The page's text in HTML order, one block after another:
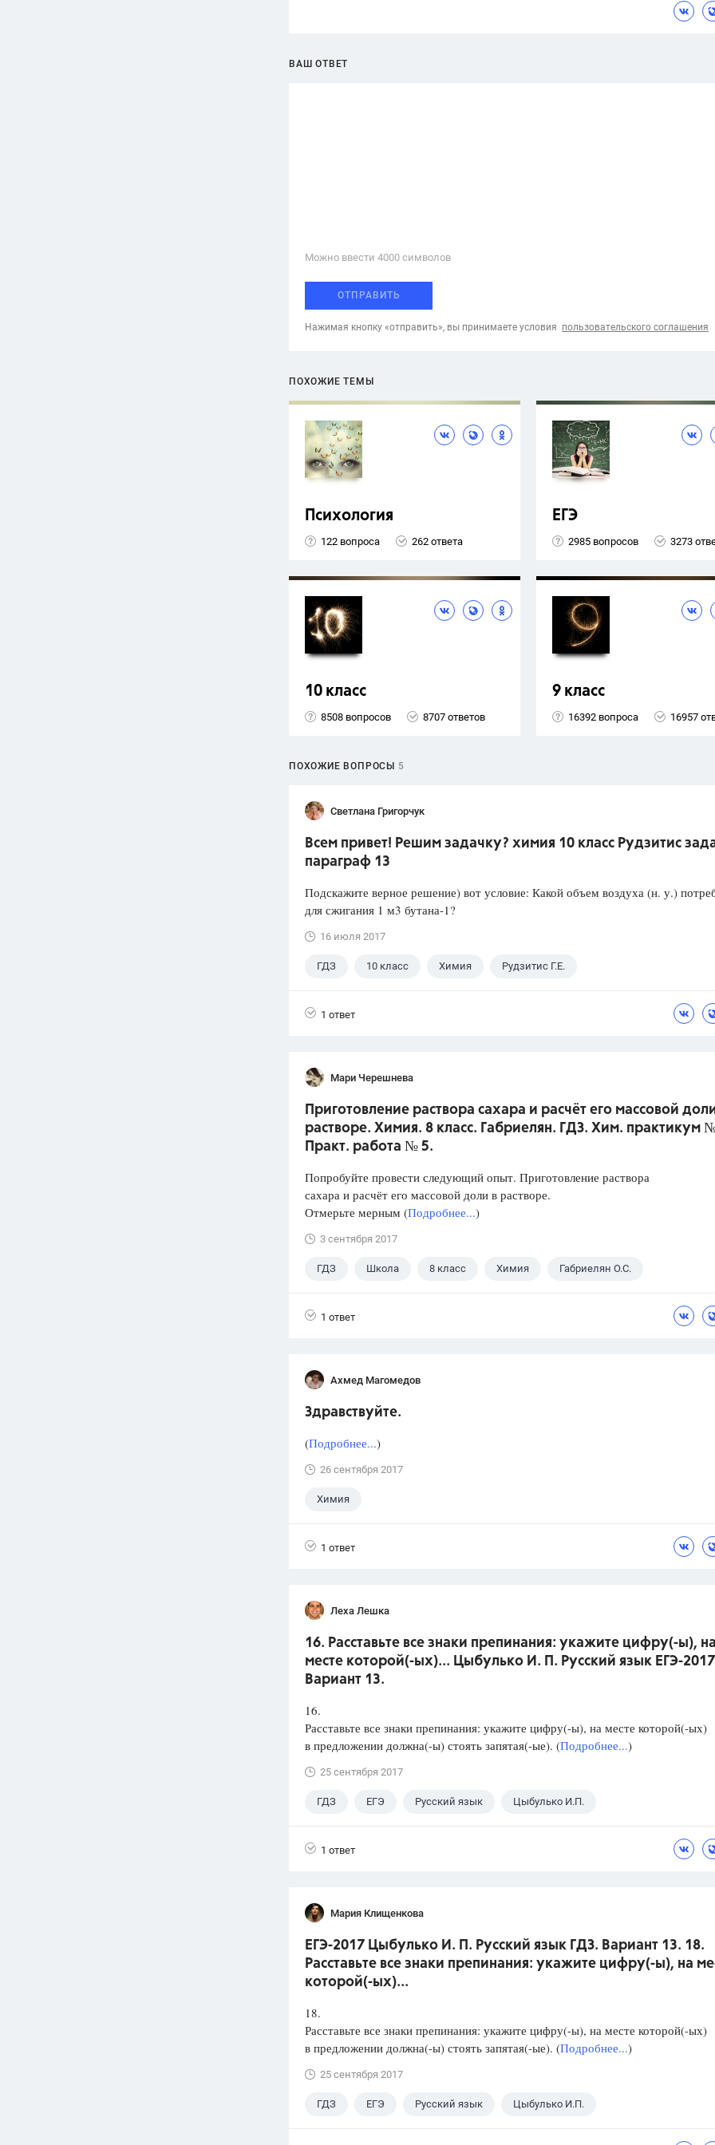
ВАШ ОТВЕТ
Можно ввести 4000 cимволов
ОТПРАВИТЬ
Нажимая кнопку «отправить», вы принимаете условия пользовательского соглашения
ПОХОЖИЕ ТЕМЫ
Психология
122 вопроса 262 ответа
ЕГЭ
2985 вопросов 3273
10 класс
8508 вопросов 8707 ответов
9 класс
16392 вопроса 16957
ПОХОЖИЕ ВОПРОСЫ 5
Светлана Григорчук
Всем привет! Решим задачку? химия 10 класс Рудзитис
параграф 13
Подскажите верное решение) вот условие: Какой объем воздуха (н. у.)
для сжигания 1 м3 бутана-1?
16 июля 2017
ГДЗ 10 класс Химия Рудзитис Г.Е.
1 ответ
Мари Черешнева
Приготовление раствора сахара и расчёт его массовой
растворе. Химия. 8 класс. Габриелян. ГДЗ. Хим. практикум
Практ. работа № 5.
Попробуйте провести следующий опыт. Приготовление раствора
сахара и расчёт его массовой доли в растворе.
Отмерьте мерным (Подробнее...)
3 сентября 2017
ГДЗ Школа 8 класс Химия Габриелян О.С.
1 ответ
Ахмед Магомедов
Здравствуйте.
(Подробнее...)
26 сентября 2017
Химия
1 ответ
Леха Лешка
16. Расставьте все знаки препинания: укажите цифру(-ы),
месте которой(-ых)... Цыбулько И. П. Русский язык ЕГЭ-
Вариант 13.
16.
Расставьте все знаки препинания: укажите цифру(-ы), на месте которой(-ых)
в предложении должна(-ы) стоять запятая(-ые). (Подробнее...)
25 сентября 2017
ГДЗ ЕГЭ Русский язык Цыбулько И.П.
1 ответ
Мария Клищенкова
ЕГЭ-2017 Цыбулько И. П. Русский язык ГДЗ. Вариант 13. 18.
Расставьте все знаки препинания: укажите цифру(-ы), на
которой(-ых)...
18.
Расставьте все знаки препинания: укажите цифру(-ы), на месте которой(-ых)
в предложении должна(-ы) стоять запятая(-ые). (Подробнее...)
25 сентября 2017
ГДЗ ЕГЭ Русский язык Цыбулько И.П.